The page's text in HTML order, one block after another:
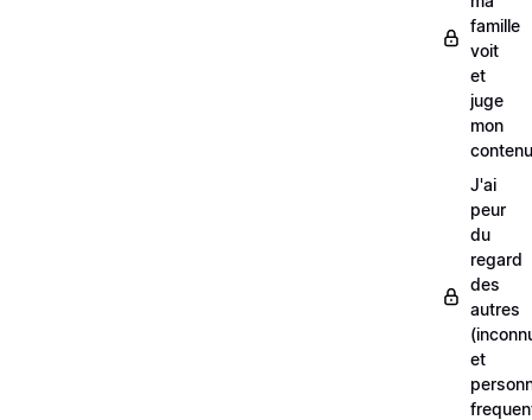
famille
voit
et
juge
mon
contenu
J'ai
peur
du
regard
des
autres
et